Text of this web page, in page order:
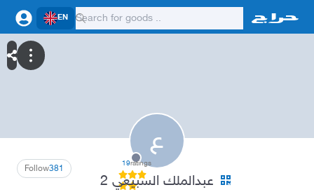
EN
ع
381
Follow 19ratings
عبدالملك السبيعي 2